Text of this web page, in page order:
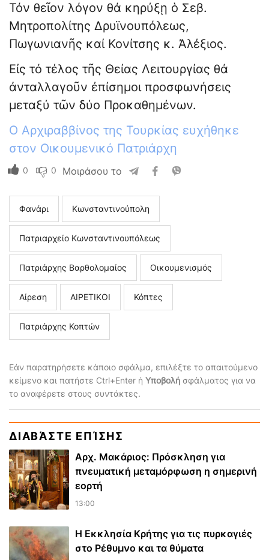
Τόν θεῖον λόγον θά κηρύξῃ ὁ Σεβ.
Μητροπολίτης Δρυϊνουπόλεως,
Πωγωνιανῆς καί Κονίτσης κ. Ἀλέξιος.
Εἰς τό τέλος τῆς Θείας Λειτουργίας θά
ἀνταλλαγοῦν ἐπίσημοι προσφωνήσεις
μεταξύ τῶν δύο Προκαθημένων.
O Αρχιραββίνος της Τουρκίας ευχήθηκε
στον Οικουμενικό Πατριάρχη
0 0 Μοιράσου το
Φανάρι Κωνσταντινούπολη
Πατριαρχείο Κωνσταντινουπόλεως
Πατριάρχης Βαρθολομαίος Οικουμενισμός
Αίρεση ΑΙΡΕΤΙΚΟΙ Κόπτες
Πατριάρχης Κοπτών
Εάν παρατηρήσετε κάποιο σφάλμα, επιλέξτε το απαιτούμενο
κείμενο και πατήστε Ctrl+Enter ή Υποβολή σφάλματος για να
το αναφέρετε στους συντάκτες.
ΔΙΑΒΆΣΤΕ ΕΠΊΣΗΣ
Αρχ. Μακάριος: Πρόσκληση για
πνευματική μεταμόρφωση η σημερινή
εορτή
13:00
Η Εκκλησία Κρήτης για τις πυρκαγιές
στο Ρέθυμνο και τα θύματα